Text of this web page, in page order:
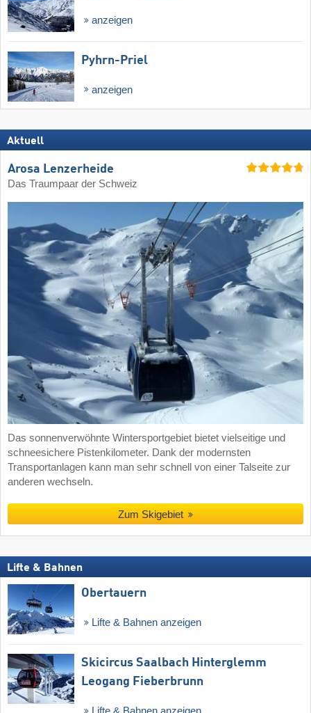
anzeigen
Pyhrn-Priel
anzeigen
Aktuell
Arosa Lenzerheide
Das Traumpaar der Schweiz
Das sonnenverwöhnte Wintersportgebiet bietet vielseitige und
schneesichere Pistenkilometer. Dank der modernsten
Transportanlagen kann man sehr schnell von einer Talseite zur
anderen wechseln.
Zum Skigebiet
Lifte & Bahnen
Obertauern
Lifte & Bahnen anzeigen
Skicircus Saalbach Hinterglemm
Leogang Fieberbrunn